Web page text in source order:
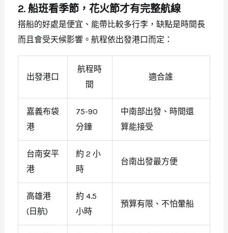
2. 船班看季節，花火節才有完整航線
搭船的好處是便宜、能帶比較多行李，缺點是時間長
而且會受天候影響。航程依出發港口而定：
出發港口
航程時
間
適合誰
嘉義布袋
港
75-90
分鐘
中南部出發、時間還
算能接受
台南安平
港
約 2 小
時
台南出發最方便
高雄港
(日航)
約 4.5
小時
預算有限、不怕暈船